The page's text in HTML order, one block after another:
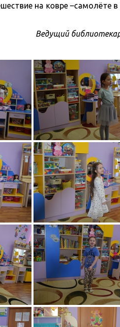
на ковре –самолёте в
Ведущий